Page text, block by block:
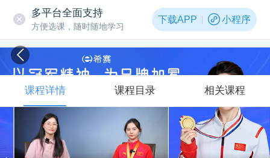
多平台全面支持
方便选课，随时随地学习
下载APP 小程序
课程详情 课程目录 相关课程